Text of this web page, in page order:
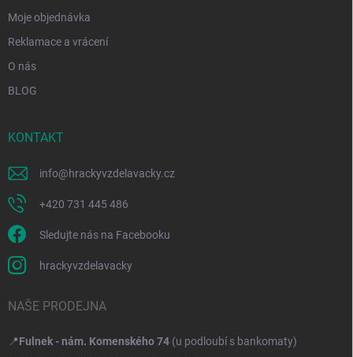
Moje objednávka
Reklamace a vrácení
O nás
BLOG
KONTAKT
info@hrackyvzdelavacky.cz
+420 731 445 486
Sledujte nás na Facebooku
hrackyvzdelavacky
NAŠE PRODEJNA
📍Fulnek - nám. Komenského 74 (u podloubí s bankomaty)